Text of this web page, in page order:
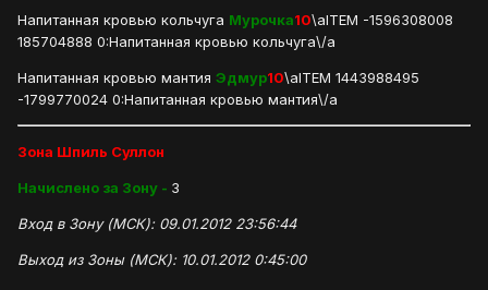
Напитанная кровью кольчуга Мурочка10\aITEM -1596308008
185704888 0:Напитанная кровью кольчуга\/a
Напитанная кровью мантия Эдмур10\aITEM 1443988495
-1799770024 0:Напитанная кровью мантия\/a
Зона Шпиль Суллон
Начислено за Зону - 3
Вход в Зону (МСК): 09.01.2012 23:56:44
Выход из Зоны (МСК): 10.01.2012 0:45:00